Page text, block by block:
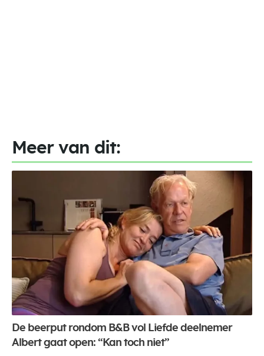
Meer van dit:
De beerput rondom B&B vol Liefde deelnemer
Albert gaat open: “Kan toch niet”